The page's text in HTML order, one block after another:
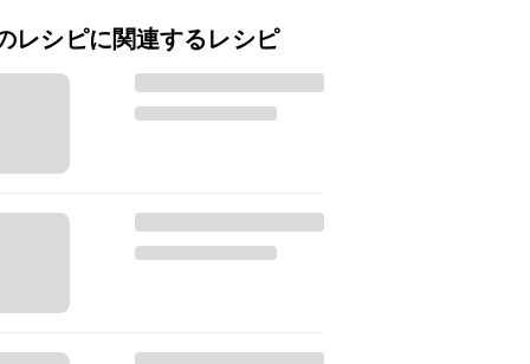
レシピに関連するレシピ